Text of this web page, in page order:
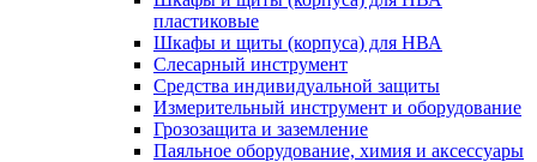
пластиковые
Шкафы и щиты (корпуса) для НВА
Слесарный инструмент
Средства индивидуальной защиты
Измерительный инструмент и оборудование
Грозозащита и заземление
Паяльное оборудование, химия и аксессуары